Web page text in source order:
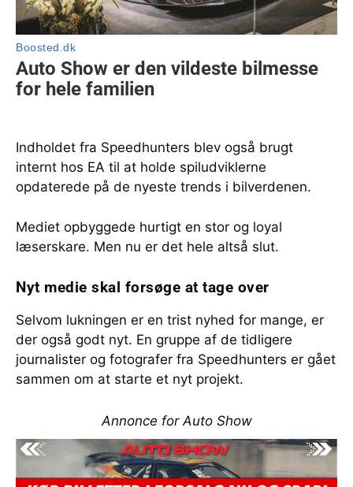
Indholdet fra Speedhunters blev også brugt
internt hos EA til at holde spiludviklerne
opdaterede på de nyeste trends i bilverdenen.
Mediet opbyggede hurtigt en stor og loyal
læserskare. Men nu er det hele altså slut.
Nyt medie skal forsøge at tage over
Selvom lukningen er en trist nyhed for mange, er
der også godt nyt. En gruppe af de tidligere
journalister og fotografer fra Speedhunters er gået
sammen om at starte et nyt projekt.
Annonce for Auto Show